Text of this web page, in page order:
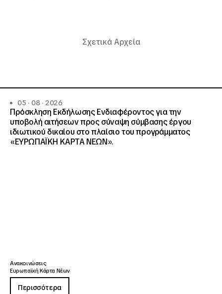
Σχετικά Αρχεία
05 · 08 · 2026
Πρόσκληση Εκδήλωσης Ενδιαφέροντος για την
υποβολή αιτήσεων προς σύναψη σύμβασης έργου
ιδιωτικού δικαίου στο πλαίσιο του προγράμματος
«ΕΥΡΩΠΑΪΚΗ ΚΑΡΤΑ ΝΕΩΝ».
Ανακοινώσεις
Ευρωπαϊκή Κάρτα Νέων
Περισσότερα